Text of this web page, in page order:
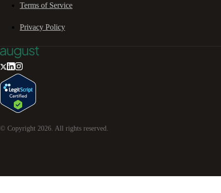
Terms of Service
Privacy Policy
© Copyright 2026. All rights reserved.